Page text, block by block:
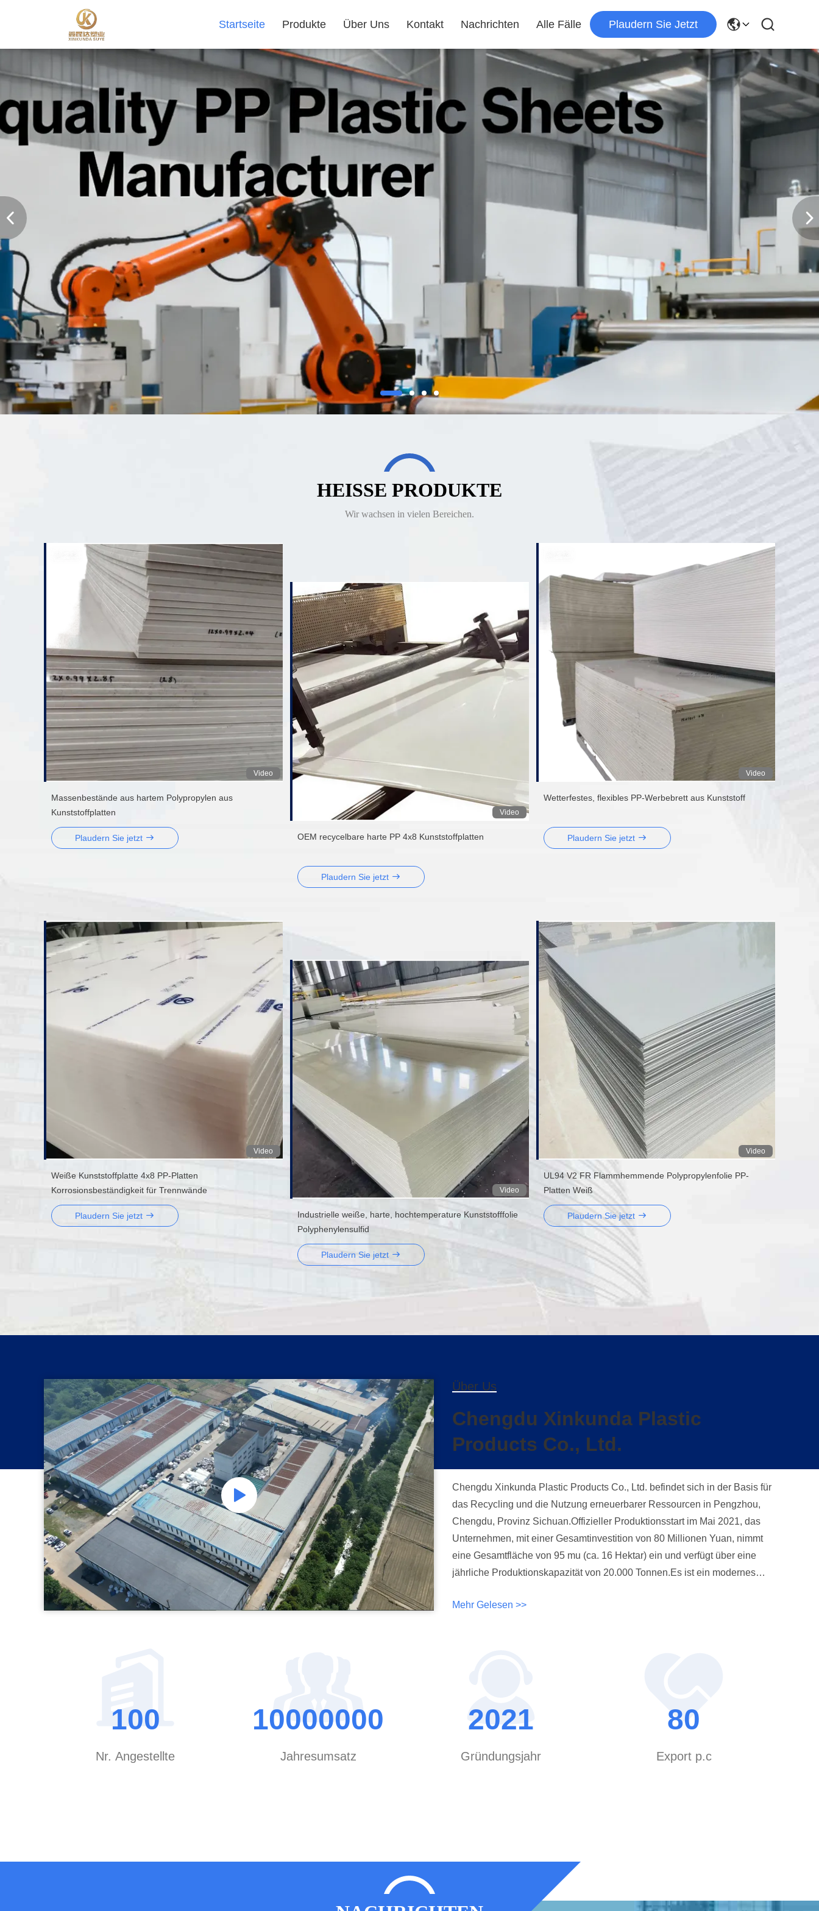
Startseite Produkte Über Uns Kontakt Nachrichten Alle Fälle Plaudern Sie Jetzt
HEISSE PRODUKTE
Wir wachsen in vielen Bereichen.
Video
Massenbestände aus hartem Polypropylen aus
Kunststoffplatten
Plaudern Sie jetzt
Video
OEM recycelbare harte PP 4x8 Kunststoffplatten
Plaudern Sie jetzt
Video
Wetterfestes, flexibles PP-Werbebrett aus Kunststoff
Plaudern Sie jetzt
Video
Weiße Kunststoffplatte 4x8 PP-Platten
Korrosionsbeständigkeit für Trennwände
Plaudern Sie jetzt
Video
Industrielle weiße, harte, hochtemperature Kunststofffolie
Polyphenylensulfid
Plaudern Sie jetzt
Video
UL94 V2 FR Flammhemmende Polypropylenfolie PP-
Platten Weiß
Plaudern Sie jetzt
Über Us
Chengdu Xinkunda Plastic
Products Co., Ltd.
Chengdu Xinkunda Plastic Products Co., Ltd. befindet sich in der Basis für
das Recycling und die Nutzung erneuerbarer Ressourcen in Pengzhou,
Chengdu, Provinz Sichuan.Offizieller Produktionsstart im Mai 2021, das
Unternehmen, mit einer Gesamtinvestition von 80 Millionen Yuan, nimmt
eine Gesamtfläche von 95 mu (ca. 16 Hektar) ein und verfügt über eine
jährliche Produktionskapazität von 20.000 Tonnen.Es ist ein modernes
Unser Unternehmen integriert das Recycling, die Verarbeitung, die
hochwertige Produkte zu schaffen.. Produktanwendungen und Marktanteil:
Unsere Produkte werden weit verbreitet in Industrieanlagen,
Korrosionsbekämpfungsanlagen, Maschinenherstellung,
verbreitet und machen einen Marktanteil von 10% in Pengzhou aus.und
bemühen uns, unseren Marktanteil zu erhöhen. Sozialleistungen: Die
breite Verwendung unserer recycelten Kunststoffbleche wird nicht nur die
Mehr Gelesen >>
100
Nr. Angestellte
10000000
Jahresumsatz
2021
Gründungsjahr
80
Export p.c